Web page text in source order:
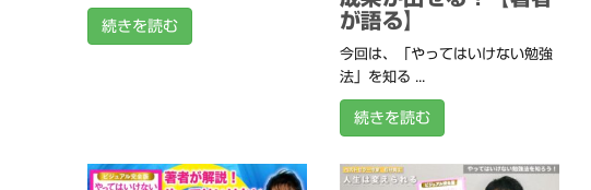
続きを読む
が語る】
今回は、「やってはいけない勉強
法」を知る ...
続きを読む